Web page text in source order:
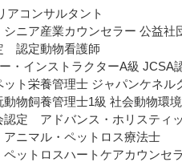
アコンサルタント
ニア産業カウンセラー 公益
認定動物看護師
・インストラクターA級
ト栄養管理士 ジャパンケネ
物飼養管理士1級 社会動物環
認定 アドバンス・ホリスティ
ニマル・ペットロス療法士
ットロスハートケアカウンセ